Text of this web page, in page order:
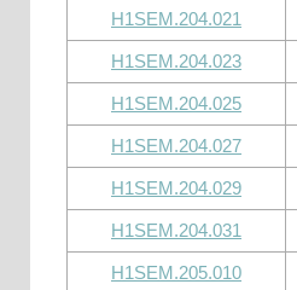
H1SEM.204.021
H1SEM.204.023
H1SEM.204.025
H1SEM.204.027
H1SEM.204.029
H1SEM.204.031
H1SEM.205.010